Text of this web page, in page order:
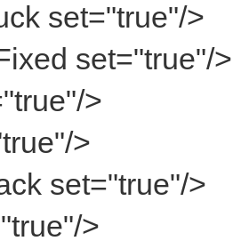
set="true"/>
set="true"/>
>
>
set="true"/>
>